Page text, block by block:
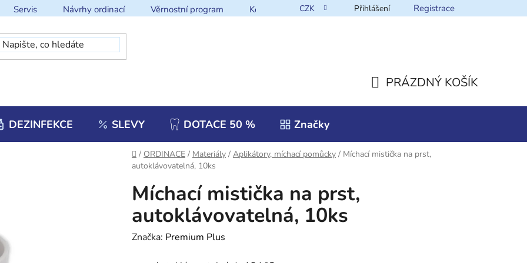
Servis Návrhy ordinací Věrnostní program Kontakt CZK Přihlášení Registrace
PRÁZDNÝ KOŠÍK
DEZINFEKCE SLEVY DOTACE 50 % Značky
Domů
/ ORDINACE / Materiály / Aplikátory, míchací pomůcky / Míchací mistička na prst,
autoklávovatelná, 10ks
Míchací mistička na prst,
autoklávovatelná, 10ks
Značka: Premium Plus